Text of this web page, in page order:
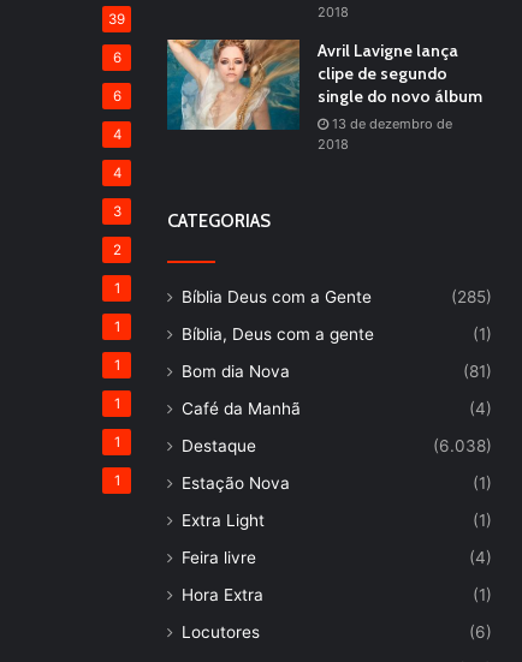
39
6
6
4
4
3
2
1
1
1
1
1
1
2018
Avril Lavigne lança
clipe de segundo
single do novo álbum
13 de dezembro de
2018
CATEGORIAS
Bíblia Deus com a Gente
(285)
Bíblia, Deus com a gente
(1)
Bom dia Nova
(81)
Café da Manhã
(4)
Destaque
(6.038)
Estação Nova
(1)
Extra Light
(1)
Feira livre
(4)
Hora Extra
(1)
Locutores
(6)